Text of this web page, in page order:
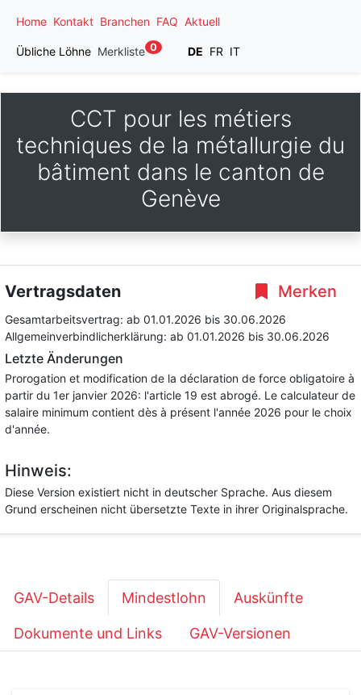
Home Kontakt Branchen FAQ Aktuell
Übliche Löhne Merkliste 0 DE FR IT
CCT pour les métiers
techniques de la métallurgie du
bâtiment dans le canton de
Genève
Merken
Vertragsdaten
Gesamtarbeitsvertrag: ab 01.01.2026 bis 30.06.2026
Allgemeinverbindlicherklärung: ab 01.01.2026 bis 30.06.2026
Letzte Änderungen
Prorogation et modification de la déclaration de force obligatoire à
partir du 1er janvier 2026: l'article 19 est abrogé. Le calculateur de
salaire minimum contient dès à présent l'année 2026 pour le choix
d'année.
Hinweis:
Diese Version existiert nicht in deutscher Sprache. Aus diesem
Grund erscheinen nicht übersetzte Texte in ihrer Originalsprache.
GAV-Details Mindestlohn Auskünfte
Dokumente und Links GAV-Versionen